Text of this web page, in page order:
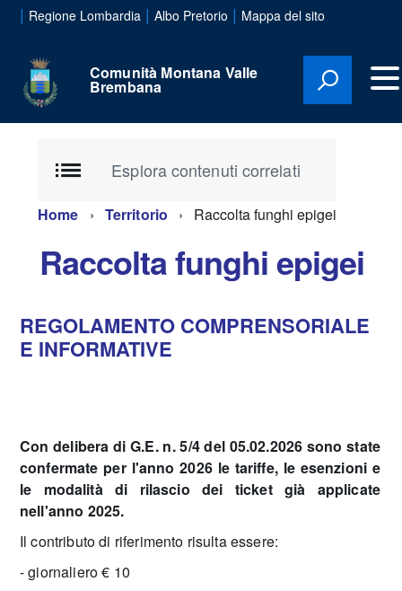
| Regione Lombardia | Albo Pretorio | Mappa del sito
Comunità Montana Valle
Brembana
Esplora contenuti correlati
Home Territorio Raccolta funghi epigei
Raccolta funghi epigei
REGOLAMENTO COMPRENSORIALE
E INFORMATIVE
Con delibera di G.E. n. 5/4 del 05.02.2026 sono state
confermate per l'anno 2026 le tariffe, le esenzioni e
le modalità di rilascio dei ticket già applicate
nell'anno 2025.
Il contributo di riferimento risulta essere:
- giornaliero € 10